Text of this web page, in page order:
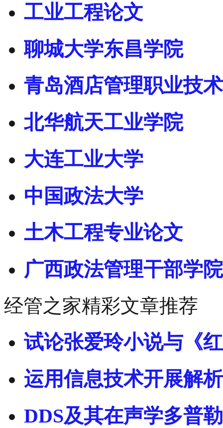
工业工程论文
聊城大学东昌学院
青岛酒店管理职业技
北华航天工业学院
大连工业大学
中国政法大学
土木工程专业论文
广西政法管理干部学院
经管之家精彩文章推荐
试论张爱玲小说与《
运用信息技术开展解
DDS及其在声学多普